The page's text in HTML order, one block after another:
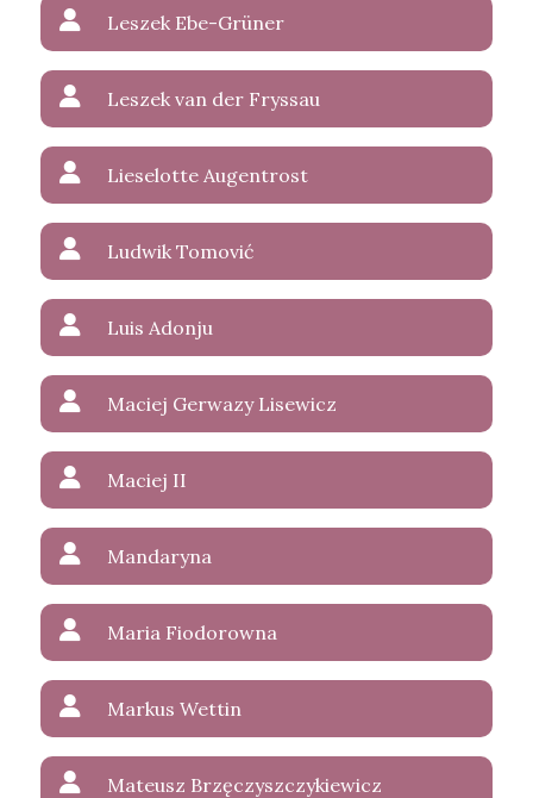
Leszek Ebe-Grüner
Leszek van der Fryssau
Lieselotte Augentrost
Ludwik Tomović
Luis Adonju
Maciej Gerwazy Lisewicz
Maciej II
Mandaryna
Maria Fiodorowna
Markus Wettin
Mateusz Brzęczyszczykiewicz